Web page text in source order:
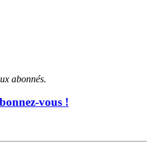
abonnés.
vous !